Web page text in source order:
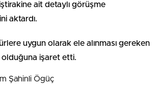
ait detaylı görüşme
aktardı.
uygun olarak ele alınması gereken
olduğuna işaret etti.
Şahinli Ögüç